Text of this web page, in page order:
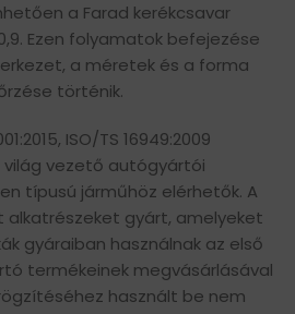
a Farad kerékcsavar
Ezen folyamatok befejezése
a méretek és a forma
történik.
ISO/TS 16949:2009
világ vezető autógyártói
típusú járműhöz elérhetők. A
alkatrészeket gyárt, amelyeket
gyáraiban használnak az első
termékeinek megvásárlásával
használt be nem